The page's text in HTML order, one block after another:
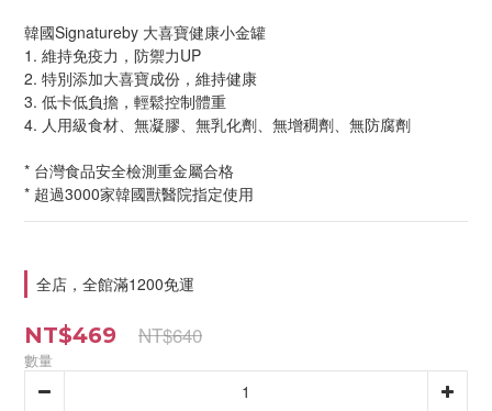
韓國Signatureby 大喜寶健康小金罐
1. 維持免疫力，防禦力UP
2. 特別添加大喜寶成份，維持健康
3. 低卡低負擔，輕鬆控制體重
4. 人用級食材、無凝膠、無乳化劑、無增稠劑、無防腐劑
* 台灣食品安全檢測重金屬合格
* 超過3000家韓國獸醫院指定使用
全店，全館滿1200免運
NT$469 NT$640
數量